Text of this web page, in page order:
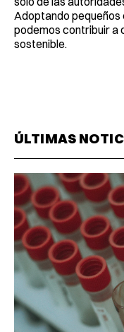
Adoptando pequeños
podemos contribuir a
sostenible.
ÚLTIMAS